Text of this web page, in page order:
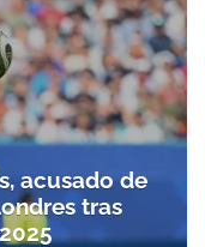
acusado de
tras